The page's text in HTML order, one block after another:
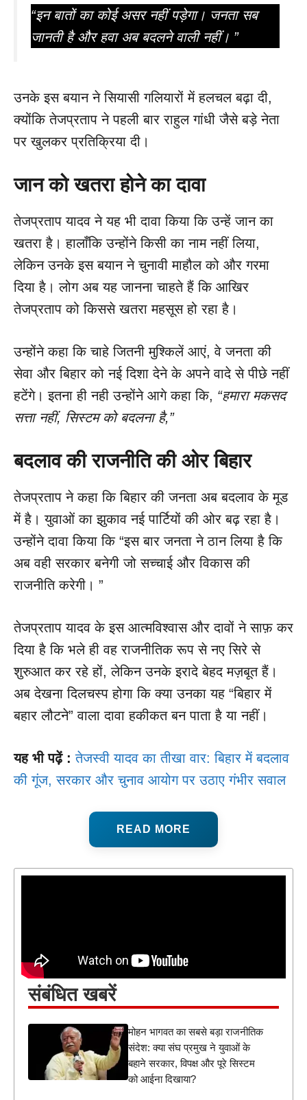
“इन बातों का कोई असर नहीं पड़ेगा। जनता सब
जानती है और हवा अब बदलने वाली नहीं। ”
उनके इस बयान ने सियासी गलियारों में हलचल बढ़ा दी,
क्योंकि तेजप्रताप ने पहली बार राहुल गांधी जैसे बड़े नेता
पर खुलकर प्रतिक्रिया दी।
जान को खतरा होने का दावा
तेजप्रताप यादव ने यह भी दावा किया कि उन्हें जान का
खतरा है। हालाँकि उन्होंने किसी का नाम नहीं लिया,
लेकिन उनके इस बयान ने चुनावी माहौल को और गरमा
दिया है। लोग अब यह जानना चाहते हैं कि आखिर
तेजप्रताप को किससे खतरा महसूस हो रहा है।
उन्होंने कहा कि चाहे जितनी मुश्किलें आएं, वे जनता की
सेवा और बिहार को नई दिशा देने के अपने वादे से पीछे नहीं
हटेंगे। इतना ही नही उन्होंने आगे कहा कि, “हमारा मकसद
सत्ता नहीं, सिस्टम को बदलना है,”
बदलाव की राजनीति की ओर बिहार
तेजप्रताप ने कहा कि बिहार की जनता अब बदलाव के मूड
में है। युवाओं का झुकाव नई पार्टियों की ओर बढ़ रहा है।
उन्होंने दावा किया कि “इस बार जनता ने ठान लिया है कि
अब वही सरकार बनेगी जो सच्चाई और विकास की
राजनीति करेगी। ”
तेजप्रताप यादव के इस आत्मविश्वास और दावों ने साफ़ कर
दिया है कि भले ही वह राजनीतिक रूप से नए सिरे से
शुरुआत कर रहे हों, लेकिन उनके इरादे बेहद मज़बूत हैं।
अब देखना दिलचस्प होगा कि क्या उनका यह “बिहार में
बहार लौटने” वाला दावा हकीकत बन पाता है या नहीं।
यह भी पढ़ें :तेजस्वी यादव का तीखा वार: बिहार में बदलाव
की गूंज, सरकार और चुनाव आयोग पर उठाए गंभीर सवाल
READ MORE
संबंधित खबरें
मोहन भागवत का सबसे बड़ा राजनीतिक
संदेश: क्या संघ प्रमुख ने युवाओं के
बहाने सरकार, विपक्ष और पूरे सिस्टम
को आईना दिखाया?